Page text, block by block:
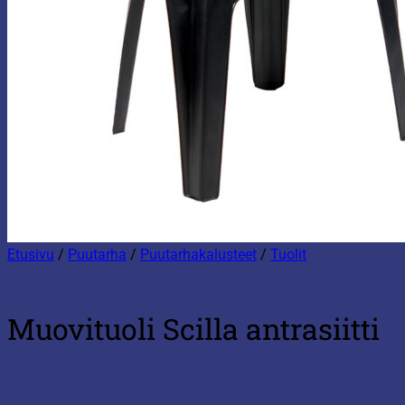
Etusivu / Puutarha / Puutarhakalusteet / Tuolit
Muovituoli Scilla antrasiitti